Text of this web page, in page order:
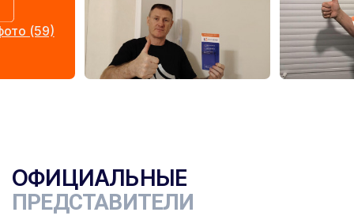
(59)
ОФИЦИАЛЬНЫЕ
ПРЕДСТАВИТЕЛИ